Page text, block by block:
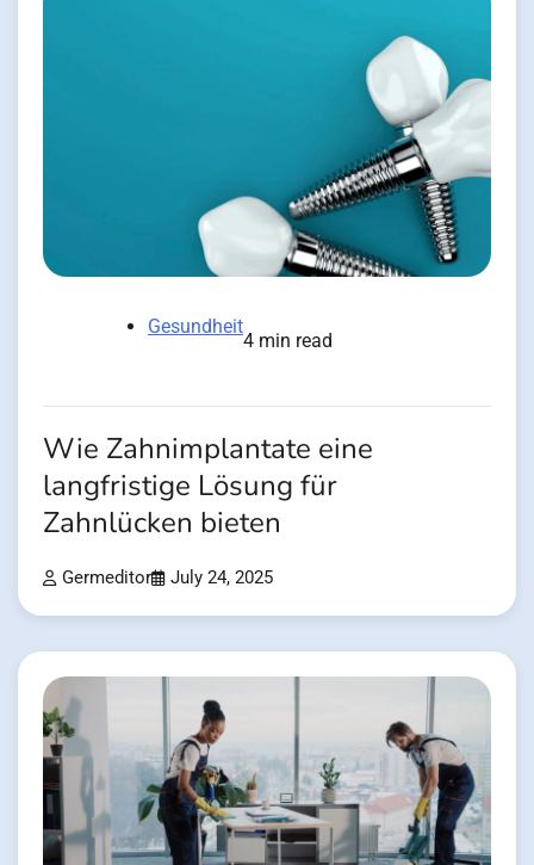
Gesundheit
4 min read
Wie Zahnimplantate eine
langfristige Lösung für
Zahnlücken bieten
Germeditor July 24, 2025